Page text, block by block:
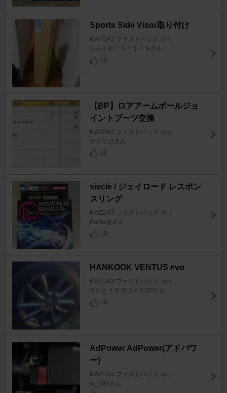
Sports Side Visor取り付け
MAZDA3 ファストバック [BP]
らんす@ニキニキニキさん
11
【BP】ロアアームボールジョ
イントブーツ交換
MAZDA3 ファストバック [BP]
ケイすけさん
26
siecle / ジェイロード レスポン
スリング
MAZDA3 ファストバック [BP]
Kuma吉さん
15
HANKOOK VENTUS evo
MAZDA3 ファストバック [BP]
さいとう＠ポリメタM3さん
15
AdPower AdPower(アドパワ
ー)
MAZDA3 ファストバック [BP]
rx_093さん